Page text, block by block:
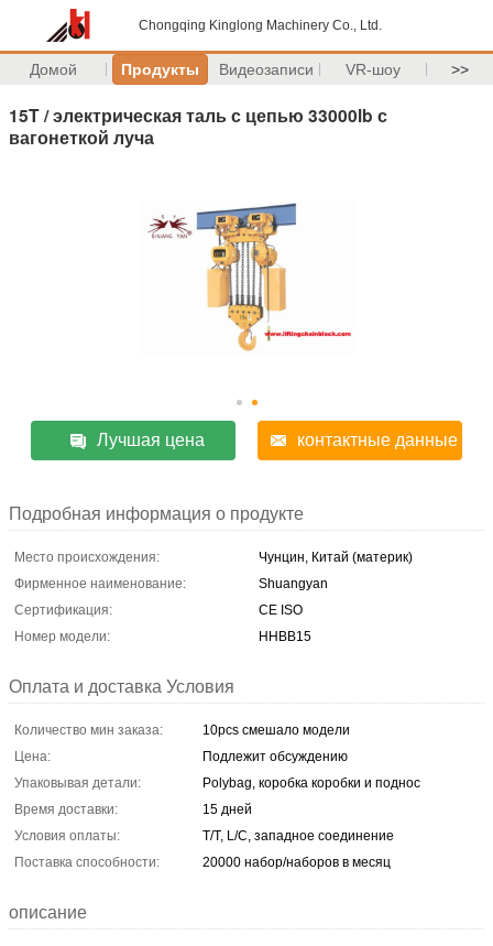
Chongqing Kinglong Machinery Co., Ltd.
Домой Продукты Видеозаписи VR-шоу >>
15T / электрическая таль с цепью 33000lb с
вагонеткой луча
Лучшая цена контактные данные
Подробная информация о продукте
Место происхождения:
Чунцин, Китай (материк)
Фирменное наименование:
Shuangyan
Сертификация:
CE ISO
Номер модели:
HHBB15
Оплата и доставка Условия
Количество мин заказа:
10pcs смешало модели
Цена:
Подлежит обсуждению
Упаковывая детали:
Polybag, коробка коробки и поднос
Время доставки:
15 дней
Условия оплаты:
T/T, L/C, западное соединение
Поставка способности:
20000 набор/наборов в месяц
описание